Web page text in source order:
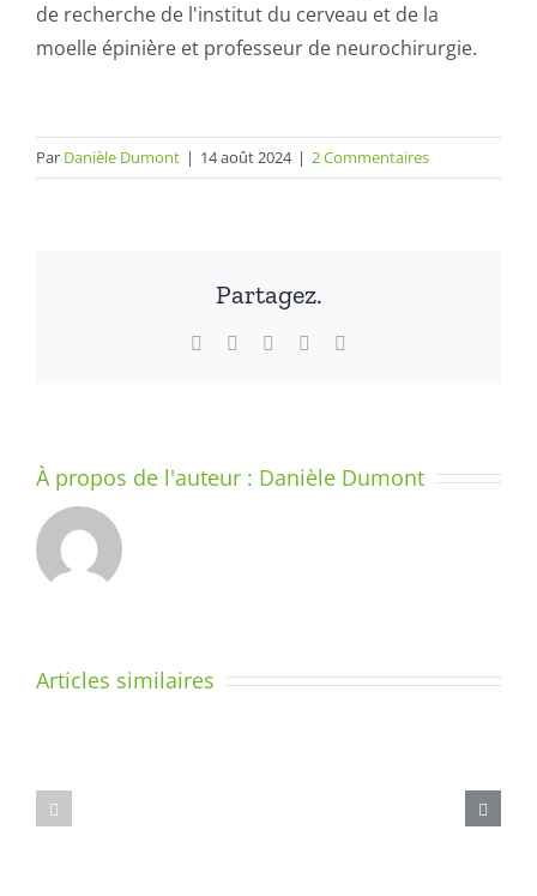
de recherche de l'institut du cerveau et de la
moelle épinière et professeur de neurochirurgie.
Par Danièle Dumont | 14 août 2024 | 2 Commentaires
Partagez.
Facebook LinkedInWhatsApp
À propos de l'auteur : Danièle Dumont
Articles similaires
aux
MINUTES